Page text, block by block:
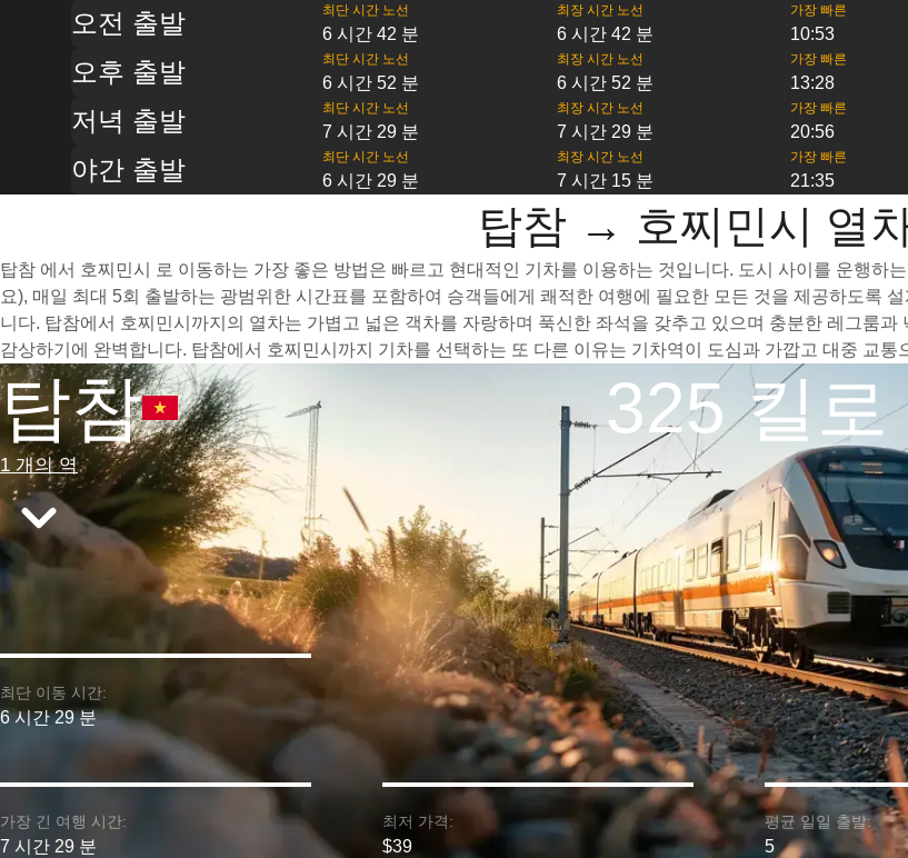
오전 출발 최단 시간 노선
6 시간 42 분
최장 시간 노선
6 시간 42 분
가장 빠른
10:53
오후 출발 최단 시간 노선
6 시간 52 분
최장 시간 노선
6 시간 52 분
가장 빠른
13:28
저녁 출발 최단 시간 노선
7 시간 29 분
최장 시간 노선
7 시간 29 분
가장 빠른
20:56
야간 출발 최단 시간 노선
6 시간 29 분
최장 시간 노선
7 시간 15 분
가장 빠른
21:35
탑참 → 호찌민시 열
탑참 에서 호찌민시 로 이동하는 가장 좋은 방법은 빠르고 현대적인 기차를 이용하는 것입니다. 도시 사이를 운행하
요), 매일 최대 5회 출발하는 광범위한 시간표를 포함하여 승객들에게 쾌적한 여행에 필요한 모든 것을 제공하도록
니다. 탑참에서 호찌민시까지의 열차는 가볍고 넓은 객차를 자랑하며 푹신한 좌석을 갖추고 있으며 충분한 레그룸
감상하기에 완벽합니다. 탑참에서 호찌민시까지 기차를 선택하는 또 다른 이유는 기차역이 도심과 가깝고 대중 교
탑참
1 개의 역
325 킬로
최단 이동 시간:
6 시간 29 분
가장 긴 여행 시간:
7 시간 29 분
최저 가격:
$39
평균 일일 출발:
5